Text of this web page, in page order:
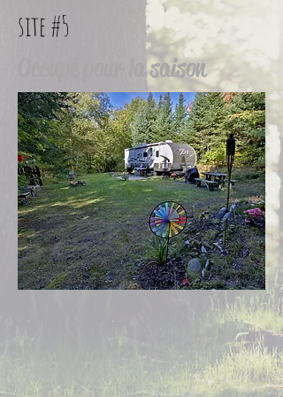
site #5
Occupé pour la saison